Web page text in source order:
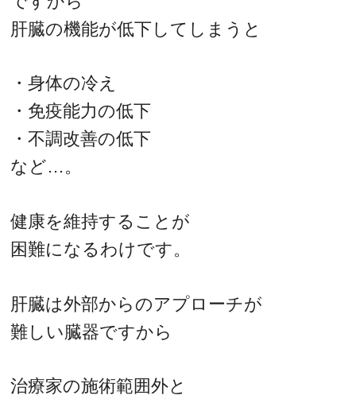
肝臓の機能が低下してしまうと
・身体の冷え
・免疫能力の低下
・不調改善の低下
など…。
健康を維持することが
困難になるわけです。
肝臓は外部からのアプローチが
難しい臓器ですから
治療家の施術範囲外と